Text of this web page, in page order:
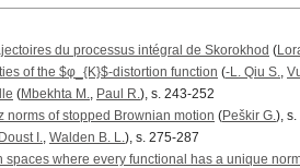
du processus intégral de Skorokhod (
of the $φ_{K}$-distortion function (-L. Qiu S.,
(Mbekhta M., Paul R.), s. 243-252
norms of stopped Brownian motion (Peškir G.),
Doust I., Walden B. L.), s. 275-287
spaces where every functional has a unique